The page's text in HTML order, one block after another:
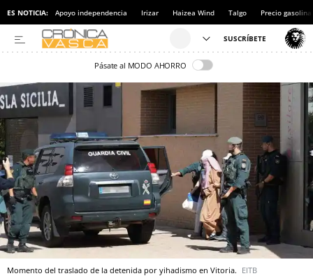
ES NOTICIA: Apoyo independencia Irizar Haizea Wind Talgo Precio gasolina
Pásate al MODO AHORRO
Momento del traslado de la detenida por yihadismo en Vitoria. EITB